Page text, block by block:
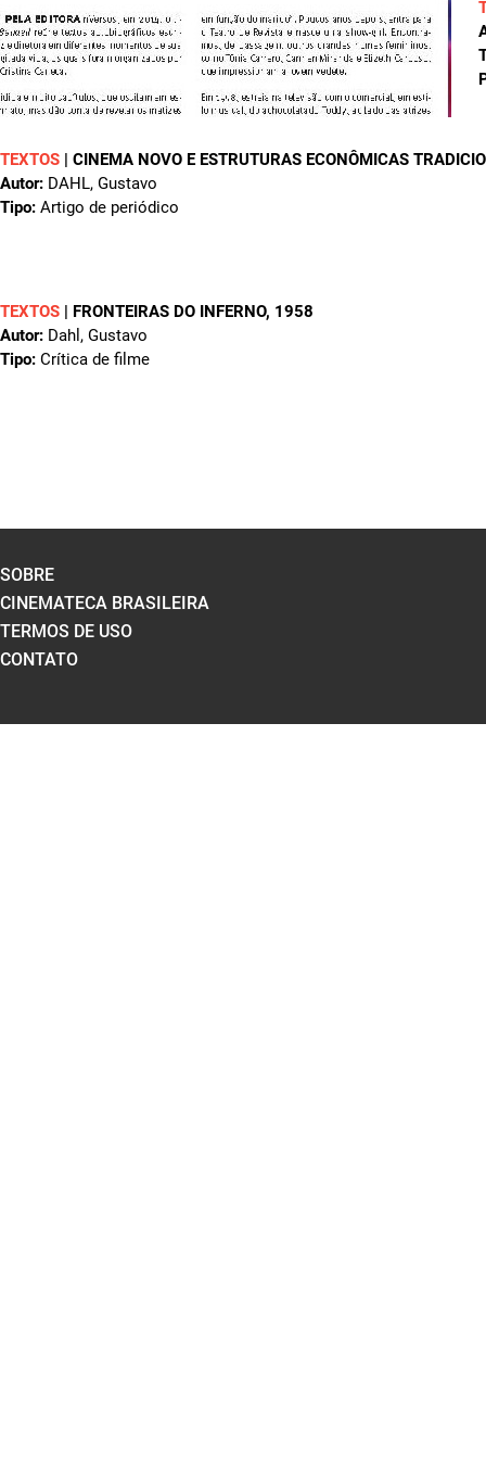
TEXTOS | CINEMA NOVO E ESTRUTURAS ECONÔMICAS
Autor: DAHL, Gustavo
Tipo: Artigo de periódico
TEXTOS | FRONTEIRAS DO INFERNO, 1958
Autor: Dahl, Gustavo
Tipo: Crítica de filme
SOBRE
CINEMATECA BRASILEIRA
TERMOS DE USO
CONTATO